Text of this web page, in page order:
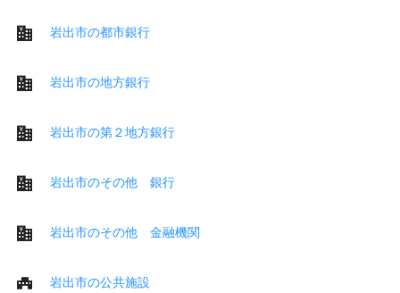
岩出市の都市銀行
岩出市の地方銀行
岩出市の第２地方銀行
岩出市のその他 銀行
岩出市のその他 金融機関
岩出市の公共施設